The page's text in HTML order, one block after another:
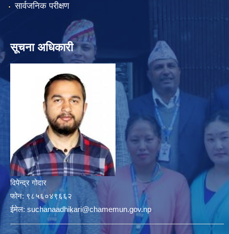
सार्वजनिक परीक्षण
सूचना अधिकारी
दिपेन्द्र गोदार
फोन: ९८५६०४९६६२
ईमेल: suchanaadhikari@chamemun.gov.np